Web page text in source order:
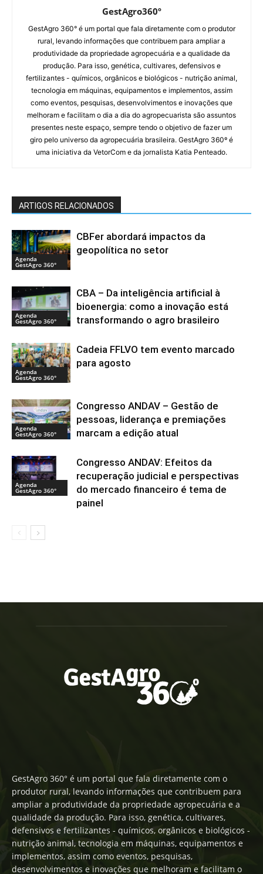
GestAgro360º
GestAgro 360° é um portal que fala diretamente com o produtor
rural, levando informações que contribuem para ampliar a
produtividade da propriedade agropecuária e a qualidade da
produção. Para isso, genética, cultivares, defensivos e
fertilizantes - químicos, orgânicos e biológicos - nutrição animal,
tecnologia em máquinas, equipamentos e implementos, assim
como eventos, pesquisas, desenvolvimentos e inovações que
melhoram e facilitam o dia a dia do agropecuarista são assuntos
presentes neste espaço, sempre tendo o objetivo de fazer um
giro pelo universo da agropecuária brasileira. GestAgro 360º é
uma iniciativa da VetorCom e da jornalista Katia Penteado.
ARTIGOS RELACIONADOS
Agenda
GestAgro 360°
CBFer abordará impactos da
geopolítica no setor
Agenda
GestAgro 360°
CBA – Da inteligência artificial à
bioenergia: como a inovação está
transformando o agro brasileiro
Agenda
GestAgro 360°
Cadeia FFLVO tem evento marcado
para agosto
Agenda
GestAgro 360°
Congresso ANDAV – Gestão de
pessoas, liderança e premiações
marcam a edição atual
Agenda
GestAgro 360°
Congresso ANDAV: Efeitos da
recuperação judicial e perspectivas
do mercado financeiro é tema de
painel
GestAgro 360° é um portal que fala diretamente com o
produtor rural, levando informações que contribuem para
ampliar a produtividade da propriedade agropecuária e a
qualidade da produção. Para isso, genética, cultivares,
defensivos e fertilizantes - químicos, orgânicos e biológicos -
nutrição animal, tecnologia em máquinas, equipamentos e
implementos, assim como eventos, pesquisas,
desenvolvimentos e inovações que melhoram e facilitam o